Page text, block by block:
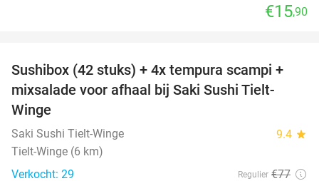
€15,90
51%
Sushibox (42 stuks) + 4x tempura scampi +
mixsalade voor afhaal bij Saki Sushi Tielt-
Winge
Saki Sushi Tielt-Winge 9.4 star
Tielt-Winge (6 km)
Verkocht: 29
Regulier €77